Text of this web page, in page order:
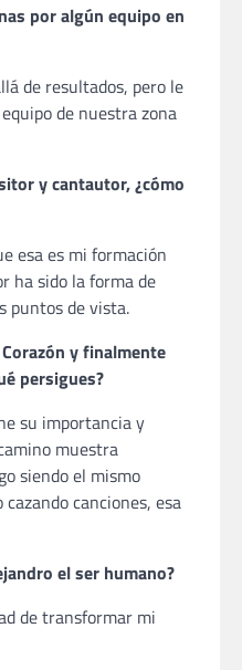
por algún equipo en
de resultados, pero le
de nuestra zona
y cantautor, ¿cómo
esa es mi formación
ha sido la forma de
puntos de vista.
y finalmente
persigues?
su importancia y
muestra
siendo el mismo
canciones, esa
el ser humano?
de transformar mi